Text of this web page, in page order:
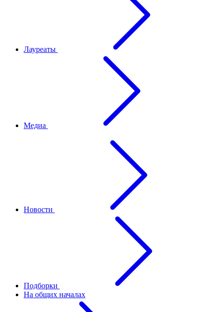
Лауреаты
Медиа
Новости
Подборки
На общих началах